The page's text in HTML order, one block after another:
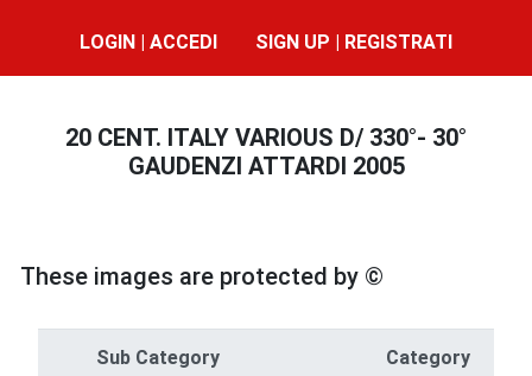
LOGIN | ACCEDI SIGN UP | REGISTRATI
20 CENT. ITALY VARIOUS D/ 330°- 30°
GAUDENZI ATTARDI 2005
These images are protected by ©
Sub Category Category